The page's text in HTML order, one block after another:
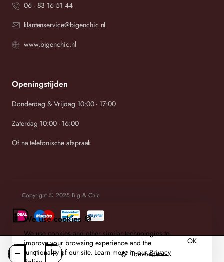
We use cookies 🍪
We use cookies and other similar technologies to
improve your browsing experience and the
functionality of our site. Learn more in ourPrivacy
OK
Toevoegen
06 - 83 16 51 44
klantenservice@bigenchic.nl
www.bigenchic.nl
Openingstijden
Donderdag & Vrijdag 10:00 - 17:00
Zaterdag 10:00 - 16:00
Of na telefonische afspraak
Copyright © 2025 Big & Chic